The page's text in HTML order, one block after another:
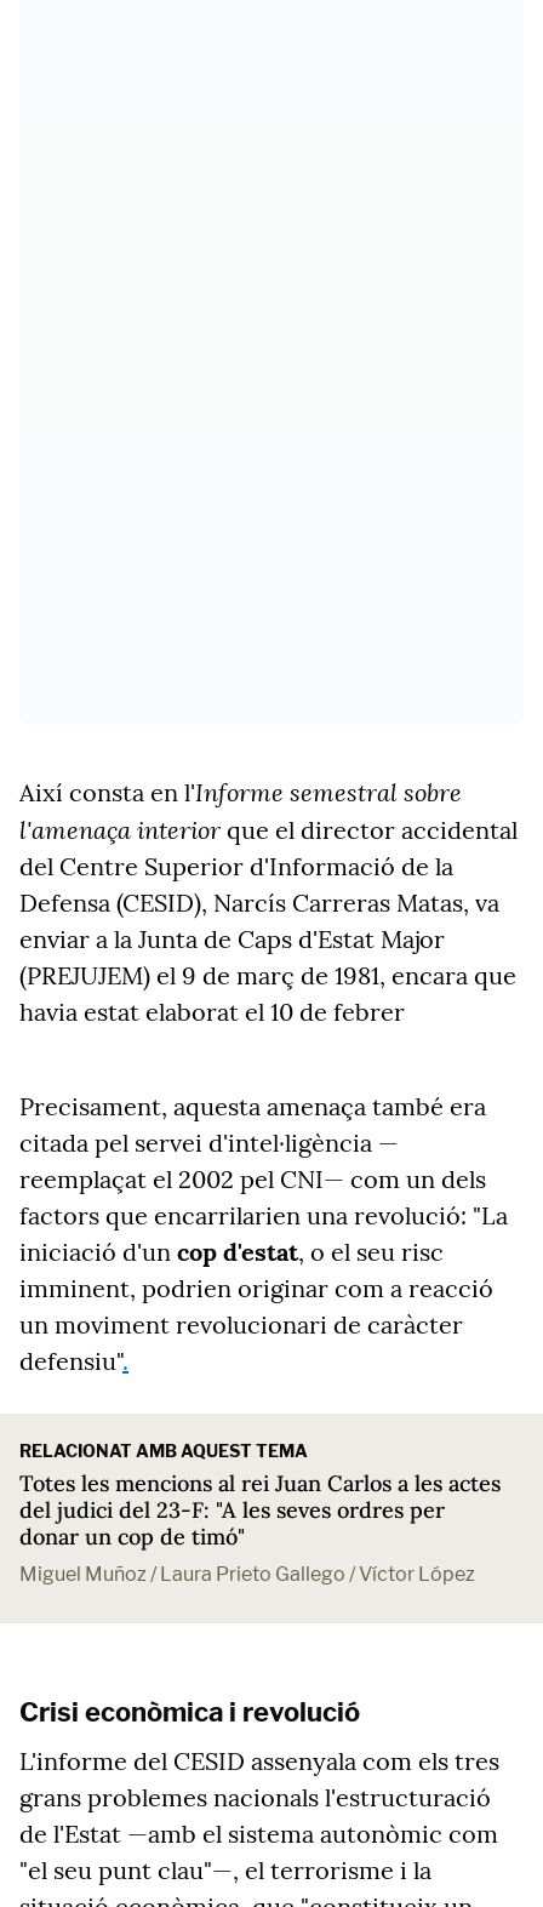
Així consta en l'Informe semestral sobre
l'amenaça interior que el director accidental
del Centre Superior d'Informació de la
Defensa (CESID), Narcís Carreras Matas, va
enviar a la Junta de Caps d'Estat Major
(PREJUJEM) el 9 de març de 1981, encara que
havia estat elaborat el 10 de febrer
Precisament, aquesta amenaça també era
citada pel servei d'intel·ligència —
reemplaçat el 2002 pel CNI— com un dels
factors que encarrilarien una revolució: "La
iniciació d'un cop d'estat, o el seu risc
imminent, podrien originar com a reacció
un moviment revolucionari de caràcter
defensiu".
RELACIONAT AMB AQUEST TEMA
Totes les mencions al rei Juan Carlos a les actes
del judici del 23-F: "A les seves ordres per
donar un cop de timó"
Miguel Muñoz / Laura Prieto Gallego / Víctor López
Crisi econòmica i revolució
L'informe del CESID assenyala com els tres
grans problemes nacionals l'estructuració
de l'Estat —amb el sistema autonòmic com
"el seu punt clau"—, el terrorisme i la